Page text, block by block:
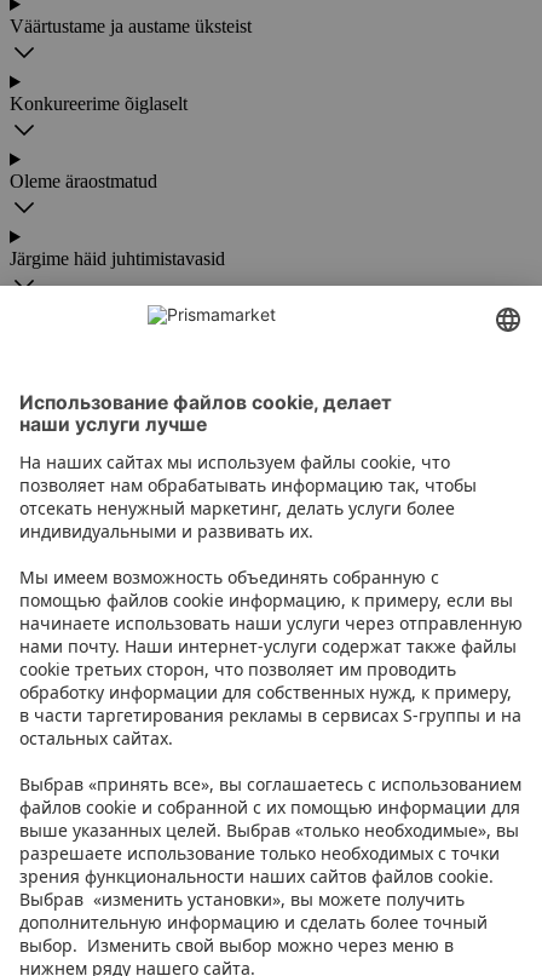
Väärtustame ja austame üksteist
Konkureerime õiglaselt
Oleme äraostmatud
Järgime häid juhtimistavasid
Tegutseme vastutustundlikult
Hoolime keskkonnast
Kontakt
Juhised
Tingimused
Язык:ETENRU